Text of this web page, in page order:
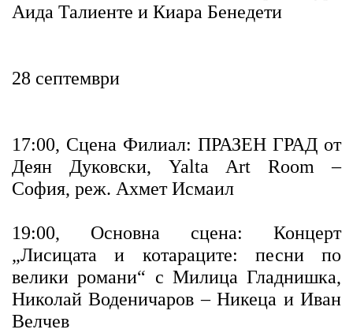
Аида Талиенте и Киара Бенедети
28 септември
17:00, Сцена Филиал: ПРАЗЕН ГРАД от
Деян Дуковски, Yalta Art Room –
София, реж. Ахмет Исмаил
19:00, Основна сцена: Концерт
„Лисицата и котараците: песни по
велики романи“ с Милица Гладнишка,
Николай Воденичаров – Никеца и Иван
Велчев